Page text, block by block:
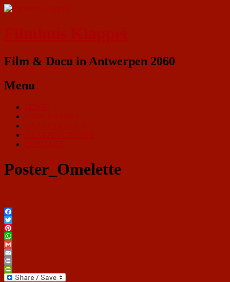
Film & Docu in Antwerpen 2060
Menu
Poster_Omelette
Facebook
Twitter
Pinterest
WhatsApp
Gmail
Email
Print
PrintFriendly